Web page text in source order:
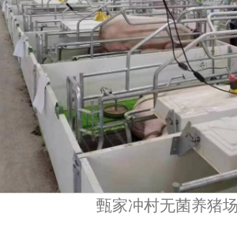
甄家冲村无菌养猪